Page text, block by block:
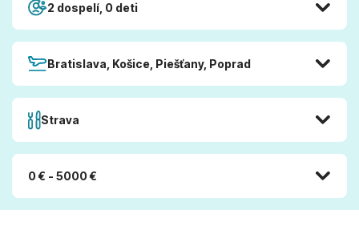
2 dospelí, 0 deti
Bratislava, Košice, Piešťany, Poprad
Strava
0 € - 5000 €